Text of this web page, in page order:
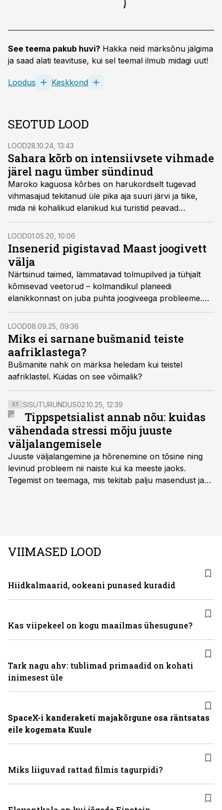
See teema pakub huvi? Hakka neid märksõnu jälgima
ja saad alati teavituse, kui sel teemal ilmub midagi uut!
Loodus Keskkond
SEOTUD LOOD
LOOD28.10.24, 13:43
Sahara kõrb on intensiivsete vihmade
järel nagu ümber sündinud
Maroko kaguosa kõrbes on harukordselt tugevad
vihmasajud tekitanud üle pika aja suuri järvi ja tiike,
mida nii kohalikud elanikud kui turistid peavad
taevaseks kingituseks.
LOOD01.05.20, 10:06
Insenerid pigistavad Maast joogivett
välja
Närtsinud taimed, lämmatavad tolmupilved ja tühjalt
kõmisevad veetorud – kolmandikul planeedi
elanikkonnast on juba puhta joogiveega probleeme.
Uudsed membraanid ja imepulber võivad siin appi tulla.
LOOD08.09.25, 09:36
Miks ei sarnane bušmanid teiste
aafriklastega?
Bušmanite nahk on märksa heledam kui teistel
aafriklastel. Kuidas on see võimalik?
ST SISUTURUNDUS02.10.25, 12:39
Tippspetsialist annab nõu: kuidas
vähendada stressi mõju juuste
väljalangemisele
Juuste väljalangemine ja hõrenemine on tõsine ning
levinud probleem nii naiste kui ka meeste jaoks.
Tegemist on teemaga, mis tekitab palju masendust ja
VIIMASED LOOD
Hiidkalmaarid, ookeani punased kuradid
Kas viipekeel on kogu maailmas ühesugune?
Tark nagu ahv: tublimad primaadid on kohati
inimesest üle
SpaceX-i kanderaketi majakõrgune osa räntsatas
eile kogemata Kuule
Miks liiguvad rattad filmis tagurpidi?